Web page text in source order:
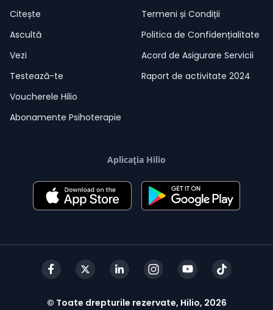
Citește
Ascultă
Vezi
Testează-te
Voucherele Hilio
Abonamente Psihoterapie
Termeni și Condiții
Politica de Confidențialitate
Acord de Asigurare Servicii
Raport de activitate 2024
Aplicația Hilio
© Toate drepturile rezervate, Hilio, 2026